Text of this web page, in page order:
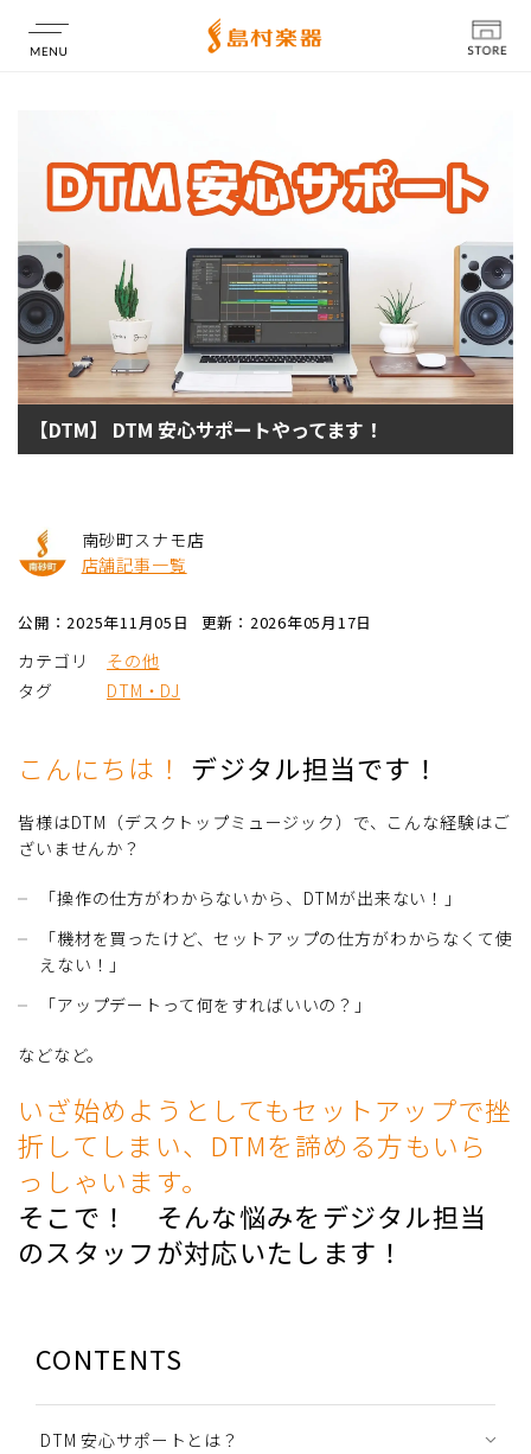
【DTM】 DTM 安心サポートやってます！
南砂町スナモ店
店舗記事一覧
公開：2025年11月05日 更新：2026年05月17日
カテゴリ
その他
タグ
DTM・DJ
こんにちは！ デジタル担当です！
皆様はDTM（デスクトップミュージック）で、こんな経験はご
ざいませんか？
「操作の仕方がわからないから、DTMが出来ない！」
「機材を買ったけど、セットアップの仕方がわからなくて使
えない！」
「アップデートって何をすればいいの？」
などなど。
いざ始めようとしてもセットアップで挫
折してしまい、DTMを諦める方もいら
っしゃいます。
そこで！ そんな悩みをデジタル担当
のスタッフが対応いたします！
CONTENTS
DTM 安心サポートとは？